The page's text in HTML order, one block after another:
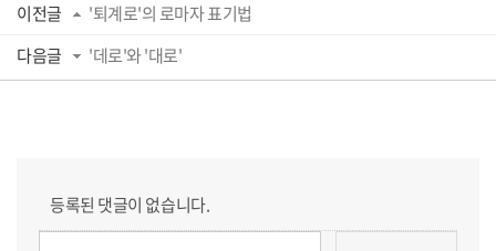
이전글
'퇴계로'의 로마자 표기법
다음글
'데로'와 '대로'
등록된 댓글이 없습니다.